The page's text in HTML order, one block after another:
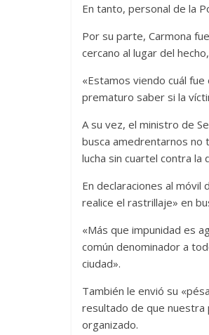
En tanto, personal de la
Por su parte, Carmona
cercano al lugar del
«Estamos viendo cuál
prematuro saber si la
A su vez, el ministro de
busca amedrentarnos no
lucha sin cuartel contra la
En declaraciones al
realice el rastrillaje» en
«Más que impunidad es
común denominador a
ciudad».
También le envió su
resultado de que nuestra
organizado.